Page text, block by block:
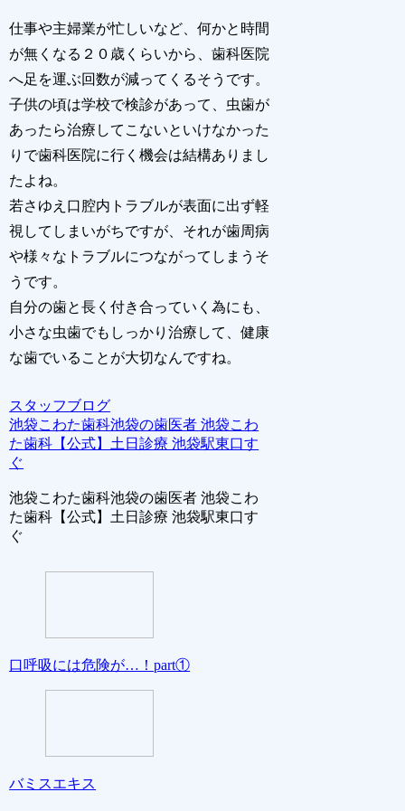
仕事や主婦業が忙しいなど、何かと時間
が無くなる２０歳くらいから、歯科医院
へ足を運ぶ回数が減ってくるそうです。
子供の頃は学校で検診があって、虫歯が
あったら治療してこないといけなかった
りで歯科医院に行く機会は結構ありまし
たよね。
若さゆえ口腔内トラブルが表面に出ず軽
視してしまいがちですが、それが歯周病
や様々なトラブルにつながってしまうそ
うです。
自分の歯と長く付き合っていく為にも、
小さな虫歯でもしっかり治療して、健康
な歯でいることが大切なんですね。
スタッフブログ
池袋こわた歯科池袋の歯医者 池袋こわ
た歯科【公式】土日診療 池袋駅東口す
ぐ
池袋こわた歯科池袋の歯医者 池袋こわ
た歯科【公式】土日診療 池袋駅東口す
ぐ
口呼吸には危険が…！part①
バミスエキス